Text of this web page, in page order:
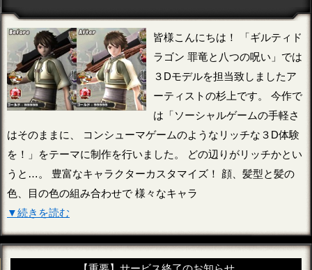
皆様こんにちは！ 「ギルティド
ラゴン 罪竜と八つの呪い」では
３Dモデルを担当致しましたア
ーティストの杉上です。 今作で
は「ソーシャルゲームの手軽さ
はそのままに、 コンシューマゲームのようなリッチな３D体験
を！」をテーマに制作を行いました。 どの辺りがリッチかとい
うと…。 豊富なキャラクターカスタマイズ！ 顔、髪型と髪の
色、目の色の組み合わせで 様々なキャラ
▼続きを読む